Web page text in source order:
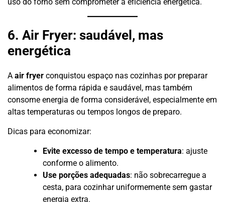
6. Air Fryer: saudável, mas
energética
A air fryer conquistou espaço nas cozinhas por preparar
alimentos de forma rápida e saudável, mas também
consome energia de forma considerável, especialmente em
altas temperaturas ou tempos longos de preparo.
Dicas para economizar:
Evite excesso de tempo e temperatura: ajuste
conforme o alimento.
Use porções adequadas: não sobrecarregue a
cesta, para cozinhar uniformemente sem gastar
energia extra.